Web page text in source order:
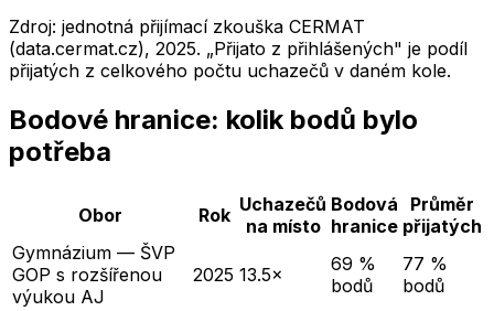
Zdroj: jednotná přijímací zkouška CERMAT
(data.cermat.cz), 2025. „Přijato z přihlášených" je podíl
přijatých z celkového počtu uchazečů v daném kole.
Bodové hranice: kolik bodů bylo
potřeba
Obor Rok Uchazečů
na místo
Bodová
hranice
Průměr
přijatých
Gymnázium — ŠVP
GOP s rozšířenou
výukou AJ
2025 13.5×
69 %
bodů
77 %
bodů